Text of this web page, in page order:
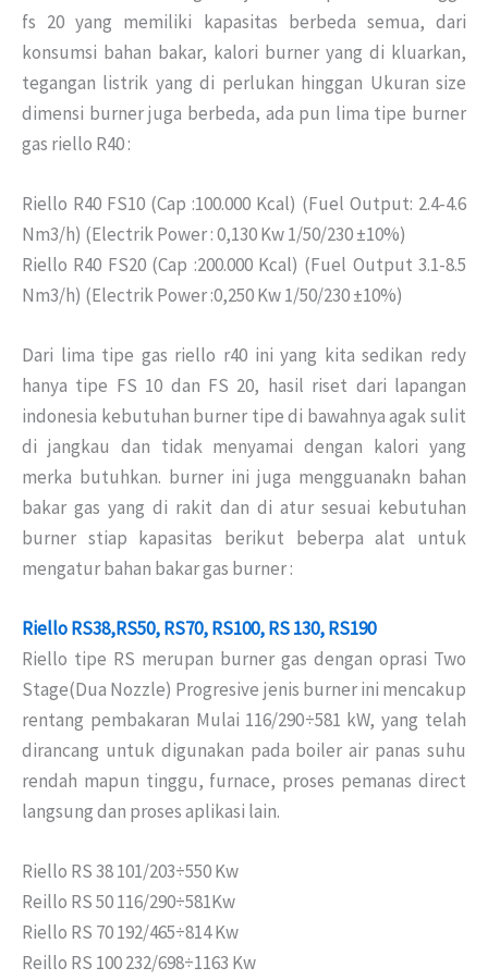
fs 20 yang memiliki kapasitas berbeda semua, dari
konsumsi bahan bakar, kalori burner yang di kluarkan,
tegangan listrik yang di perlukan hinggan Ukuran size
dimensi burner juga berbeda, ada pun lima tipe burner
gas riello R40 :
Riello R40 FS10 (Cap :100.000 Kcal) (Fuel Output: 2.4-4.6
Nm3/h) (Electrik Power : 0,130 Kw 1/50/230 ±10%)
Riello R40 FS20 (Cap :200.000 Kcal) (Fuel Output 3.1-8.5
Nm3/h) (Electrik Power :0,250 Kw 1/50/230 ±10%)
Dari lima tipe gas riello r40 ini yang kita sedikan redy
hanya tipe FS 10 dan FS 20, hasil riset dari lapangan
indonesia kebutuhan burner tipe di bawahnya agak sulit
di jangkau dan tidak menyamai dengan kalori yang
merka butuhkan. burner ini juga mengguanakn bahan
bakar gas yang di rakit dan di atur sesuai kebutuhan
burner stiap kapasitas berikut beberpa alat untuk
mengatur bahan bakar gas burner :
Riello RS38,RS50, RS70, RS100, RS 130, RS190
Riello tipe RS merupan burner gas dengan oprasi Two
Stage(Dua Nozzle) Progresive jenis burner ini ​​mencakup
rentang pembakaran Mulai 116/290÷581 kW, yang telah
dirancang untuk digunakan pada boiler air panas suhu
rendah mapun tinggu, furnace, proses pemanas direct
langsung dan proses aplikasi lain.
Riello RS 38 101/203÷550 Kw
Reillo RS 50 116/290÷581Kw
Riello RS 70 192/465÷814 Kw
Reillo RS 100 232/698÷1163 Kw